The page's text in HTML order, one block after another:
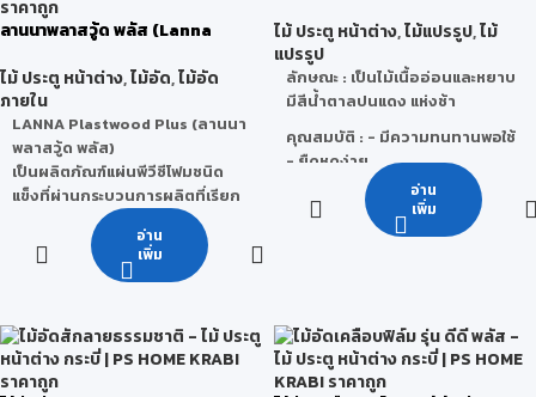
ลานนาพลาสวู้ด พลัส (Lanna
ไม้ ประตู หน้าต่าง,ไม้อัด,ไม้อัด
ภายใน
LANNA Plastwood Plus (ลานนา
พลาสวู้ด พลัส)
เป็นผลิตภัณฑ์แผ่นพีวีซีโฟมชนิด
แข็งที่ผ่านกระบวนการผลิตที่เรียก
ว่า Co-Extrusion (การรีดร่วม)
ทำให้แผ่นพีวีซีนี้มีลักษณะผิวหน้า
หน้าแข็งพิเศษบวกกับโดยนำ
Label จากประเทศสิงคโปร์ สำหรับ
ใช้ทดแทนแผ่นไม้ธรรมชาติได้อย่าง
สมบูรณ์แบบ ทุกชิ้นงานสามารถ
อ่าน
เพิ่ม
ไม้ ประตู หน้าต่าง,ไม้แปรรูป,ไม้
แปรรูป
ลักษณะ : เป็นไม้เนื้ออ่อนและหยาบ
มีสีน้ำตาลปนแดง แห่งช้า
คุณสมบัติ : - มีความทนทานพอใช้
- ยืดหดง่าย
- เลื่อย ไส ผ่าง่าย
- ไม้บิดงอตามสภาพภูมิอากาศ
: เสี้ยนมักจะฉีกติดกันเป็น
จะรับน้ำหนักมากๆไม่ได้ ใช้ในที่ต้อง
ตากแดตากฝนไม่ได้แต่ถ้าทาสี
น้ำมันป้องกันไว้ น้ำหนักต่อ 1
อ่าน
เพิ่ม